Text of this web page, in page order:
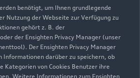
benötigt, um Ihnen grundlegende
Nutzung der Webseite zur Verfügung zu
gehört z. B. der
der Ensighten Privacy Manager (unser
Der Ensighten Privacy Manager
Informationen darüber zu speichern, ob
Kategorien von Cookies Benutzer ihre
Weitere Informationen zum Ensighten
Zurück nach oben